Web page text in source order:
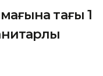
тағы 1